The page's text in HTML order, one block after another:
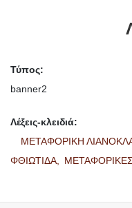
Τύπος:
banner2
Λέξεις-κλειδιά:
ΜΕΤΑΦΟΡΙΚΗ
ΦΘΙΩΤΙΔΑ,